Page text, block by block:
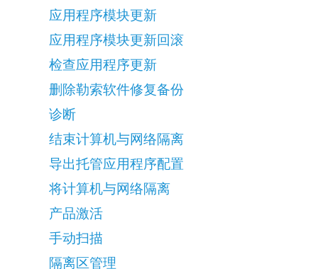
应用程序模块更新
应用程序模块更新回滚
检查应用程序更新
删除勒索软件修复备份
诊断
结束计算机与网络隔离
导出托管应用程序配置
将计算机与网络隔离
产品激活
手动扫描
隔离区管理